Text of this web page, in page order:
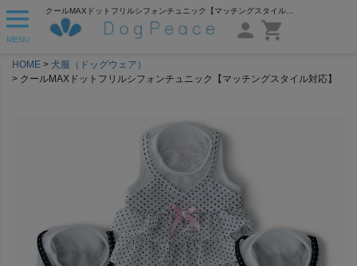
MENU
HOME
犬服（ドッグウェア）
クールMAXドットフリルシフォンチュニック【マッチングスタイル対応】